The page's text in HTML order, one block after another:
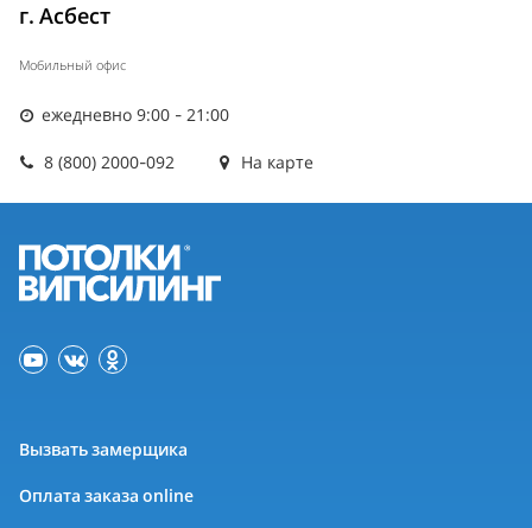
г. Асбест
Мобильный офис
ежедневно 9:00 - 21:00
8 (800) 2000-092 На карте
Вызвать замерщика
Оплата заказа online